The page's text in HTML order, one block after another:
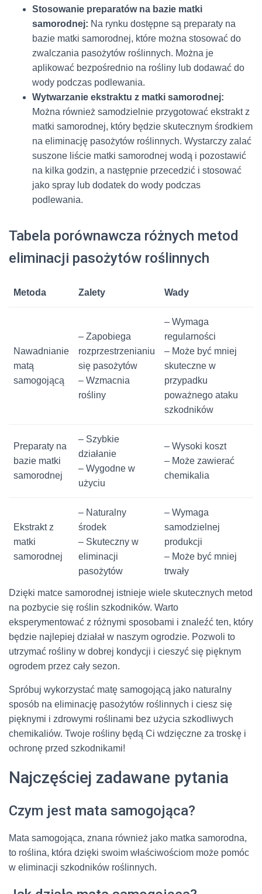
Stosowanie preparatów na bazie matki
samorodnej: Na rynku dostępne są preparaty na
bazie matki samorodnej, które można stosować do
zwalczania pasożytów roślinnych. Można je
aplikować bezpośrednio na rośliny lub dodawać do
wody podczas podlewania.
Wytwarzanie ekstraktu z matki samorodnej:
Można również samodzielnie przygotować ekstrakt z
matki samorodnej, który będzie skutecznym środkiem
na eliminację pasożytów roślinnych. Wystarczy zalać
suszone liście matki samorodnej wodą i pozostawić
na kilka godzin, a następnie przecedzić i stosować
jako spray lub dodatek do wody podczas
podlewania.
Tabela porównawcza różnych metod
eliminacji pasożytów roślinnych
Metoda Zalety Wady
Nawadnianie
matą
samogojącą
– Zapobiega
rozprzestrzenianiu
się pasożytów
– Wzmacnia
rośliny
– Wymaga
regularności
– Może być mniej
skuteczne w
przypadku
poważnego ataku
szkodników
Preparaty na
bazie matki
samorodnej
– Szybkie
działanie
– Wygodne w
użyciu
– Wysoki koszt
– Może zawierać
chemikalia
Ekstrakt z
matki
samorodnej
– Naturalny
środek
– Skuteczny w
eliminacji
pasożytów
– Wymaga
samodzielnej
produkcji
– Może być mniej
trwały
Dzięki matce samorodnej istnieje wiele skutecznych metod
na pozbycie się roślin szkodników. Warto
eksperymentować z różnymi sposobami i znaleźć ten, który
będzie najlepiej działał w naszym ogrodzie. Pozwoli to
utrzymać rośliny w dobrej kondycji i cieszyć się pięknym
ogrodem przez cały sezon.
Spróbuj wykorzystać matę samogojącą jako naturalny
sposób na eliminację pasożytów roślinnych i ciesz się
pięknymi i zdrowymi roślinami bez użycia szkodliwych
chemikaliów. Twoje rośliny będą Ci wdzięczne za troskę i
ochronę przed szkodnikami!
Najczęściej zadawane pytania
Czym jest mata samogojąca?
Mata samogojąca, znana również jako matka samorodna,
to roślina, która dzięki swoim właściwościom może pomóc
w eliminacji szkodników roślinnych.